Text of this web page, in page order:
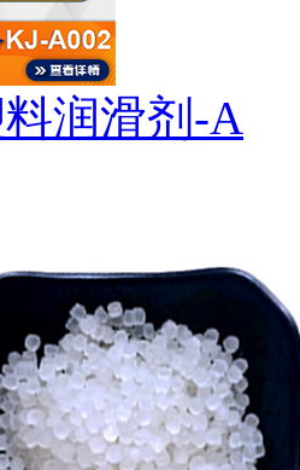
润滑剂-A